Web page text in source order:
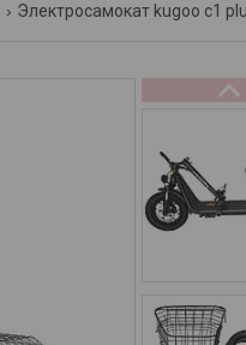
Электросамокат kugoo c1